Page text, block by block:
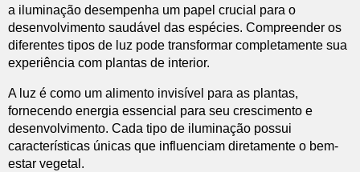
a iluminação desempenha um papel crucial para o
desenvolvimento saudável das espécies. Compreender os
diferentes tipos de luz pode transformar completamente sua
experiência com plantas de interior.
A luz é como um alimento invisível para as plantas,
fornecendo energia essencial para seu crescimento e
desenvolvimento. Cada tipo de iluminação possui
características únicas que influenciam diretamente o bem-
estar vegetal.